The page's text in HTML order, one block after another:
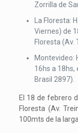
Zorrilla de
La Floresta:
Viernes) de
Floresta (Av.
Montevideo:
16hs a 18hs,
Brasil 2897).
El 18 de febrero
Floresta (Av.
100mts de la